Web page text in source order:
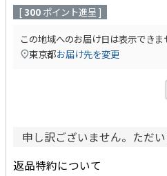
[300 ポイント進呈 ]
この地域へのお届け日は表示できま
東京都お届け先を変更
申し訳ございません。ただ
返品特約について